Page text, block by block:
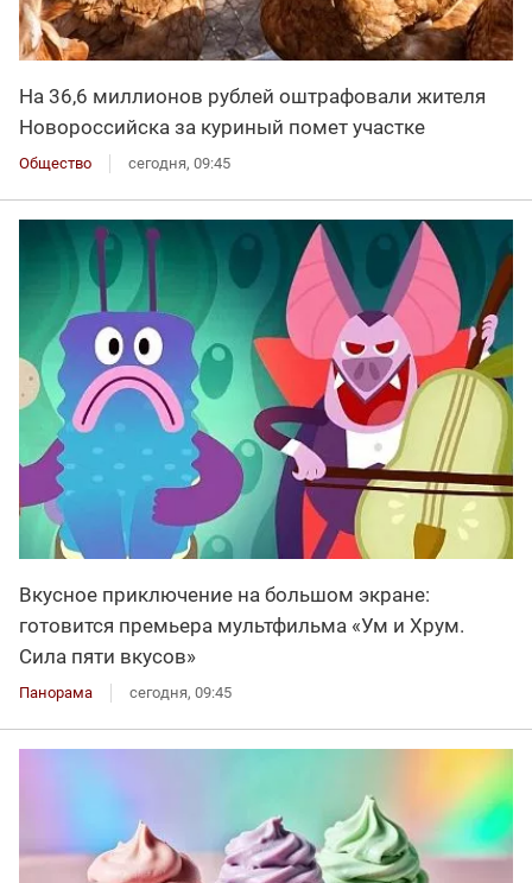
На 36,6 миллионов рублей оштрафовали жителя
Новороссийска за куриный помет участке
Общество сегодня, 09:45
Вкусное приключение на большом экране:
готовится премьера мультфильма «Ум и Хрум.
Сила пяти вкусов»
Панорама сегодня, 09:45